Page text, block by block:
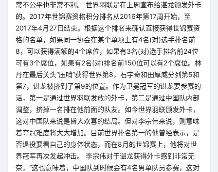
常不公平也非常不利。 世界羽联是在上周宣布给谌龙颁发外卡
的。2017年世锦赛资格积分排名从2016年第17周开始，至
2017年4月27日结束。根据这个排名来确认直接获得世锦赛资
格的名单，如果同一协会在某个单项上有4名(对)选手排名前
8，可以获得满额的4个席位，如果有3名(对)选手排名前24位
可有3个席位，如果有2名(对)排名前150位可以有2个席位。林
丹在最后关头“压哨”获得世界第8，石宇奇和田厚威分列第5和
第7，谌龙被挤到了第9的位置。作为卫冕冠军的谌龙要参赛的
话，第一是通过世界羽联发放的外卡，第二是通过中国队内部
调整，挤掉一名排在他前面的队友。如今世界羽联颁发外卡，
这对中国队来说是皆大欢喜的结局。但对李宗伟来说，则意味
着夺冠难度将大大增加。目前世界排名第一的他曾经表示，是
否退役要看自己的身体状态，而在8月的世锦赛上，他将对世
界冠军再次发起冲击。 李宗伟对于谌龙获得外卡感到非常无
奈，“这也意味着，中国队到时候会有4名男单队员参赛，这对